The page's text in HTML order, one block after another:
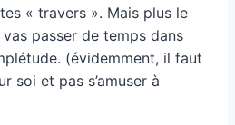
« travers ». Mais plus le
passer de temps dans
(évidemment, il faut
soi et pas s’amuser à